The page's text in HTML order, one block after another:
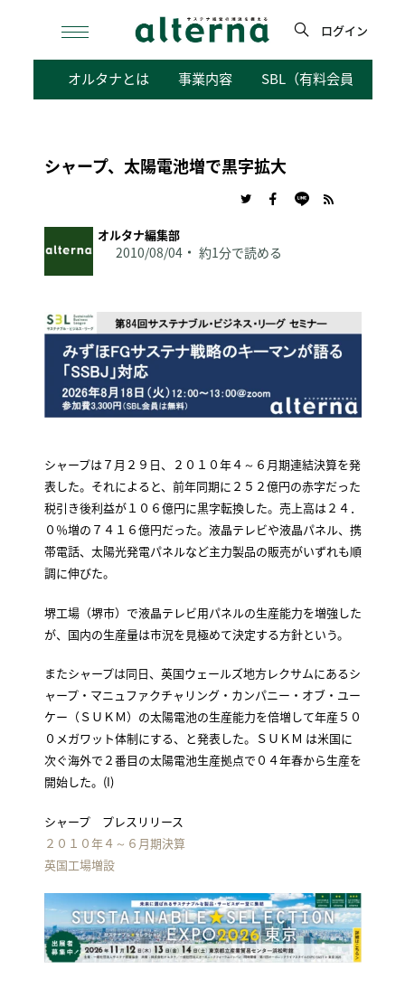
検
ログイン
オルタナとは 事業内容 SBL（有料会員向けサ
シャープ、太陽電池増で黒字拡大
オルタナ編集部
2010/08/04 約1分で読める
シャープは７月２９日、２０１０年４～６月期連結決算を発
表した。それによると、前年同期に２５２億円の赤字だった
税引き後利益が１０６億円に黒字転換した。売上高は２４．
０％増の７４１６億円だった。液晶テレビや液晶パネル、携
帯電話、太陽光発電パネルなど主力製品の販売がいずれも順
調に伸びた。
堺工場（堺市）で液晶テレビ用パネルの生産能力を増強した
が、国内の生産量は市況を見極めて決定する方針という。
またシャープは同日、英国ウェールズ地方レクサムにあるシ
ャープ・マニュファクチャリング・カンパニー・オブ・ユー
ケー（ＳＵＫＭ）の太陽電池の生産能力を倍増して年産５０
０メガワット体制にする、と発表した。ＳＵＫＭ は米国に
次ぐ海外で２番目の太陽電池生産拠点で０４年春から生産を
開始した。(I)
シャープ プレスリリース
２０１０年４～６月期決算
英国工場増設